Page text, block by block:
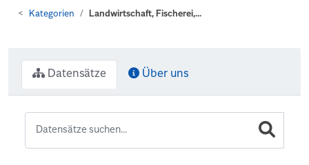
Kategorien Landwirtschaft, Fischerei,...
Datensätze Über uns